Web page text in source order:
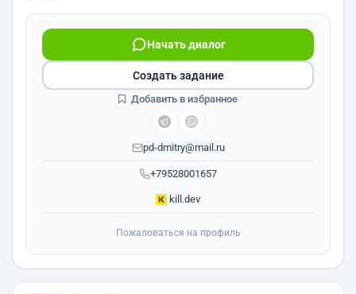
+79528001657
Начать диалог
pd-dmitry@mail.ru
kill.dev
Создать задание
Добавить в избранное
Пожаловаться на профиль